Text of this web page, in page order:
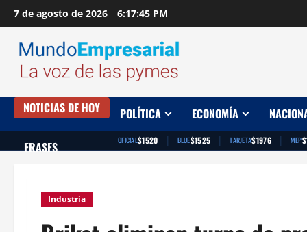
Saltar
al
contenido
7 de agosto de 2026 6:17:46 PM
NOTICIAS DE HOY POLÍTICA ECONOMÍA
FRASES OFICIAL$1520 | BLUE$1525 | TARJETA$1976 | MEP
Industria